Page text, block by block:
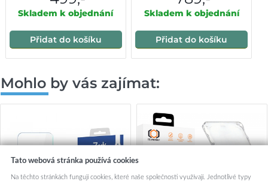
Skladem k objednání
Přidat do košíku
Skladem k objednání
Přidat do košíku
Mohlo by vás zajímat:
Tato webová stránka používá cookies
Na těchto stránkách fungují cookies, které naše společnosti využívají. Jednotlivé typy